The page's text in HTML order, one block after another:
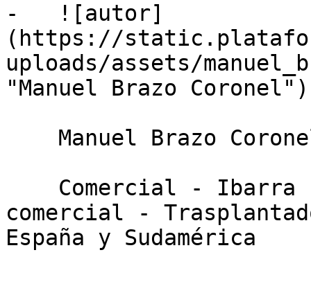
-   ![autor]
(https://
uploads/assets/
"Manuel Brazo Coronel")
comercial -
España y Sudamérica